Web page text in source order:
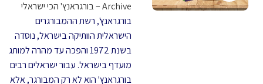
Archive – בורגראנץ' הכי ישראלי
בורגראנץ', רשת ההמבורגרים
הישראלית הוותיקה בישראל, נוסדה
בשנת 1972 והפכה עד מהרה למותג
מועדף בישראל. עבור ישראלים רבים
בורגראנץ' הוא לא רק המבורגר, אלא